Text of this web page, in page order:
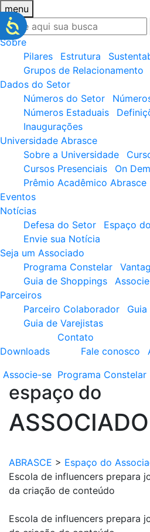
menu
Sobre
Pilares
Estrutura
Grupos de Relacionamento
Dados do Setor
Números do Setor
Números Estaduais
Inaugurações
Universidade Abrasce
Sobre a Universidade
Cursos Presenciais
On
Prêmio Acadêmico Abrasce
Eventos
Notícias
Defesa do Setor
Espaço
Envie sua Notícia
Seja um Associado
Programa Constelar
Guia de Shoppings
Parceiros
Parceiro Colaborador
Guia de Varejistas
Downloads
Contato
Fale conosco
Associe-se Programa Constelar
espaço do
ASSOCIADO
ABRASCE > Espaço do
Escola de influencers prepara
da criação de conteúdo
Escola de influencers prepara